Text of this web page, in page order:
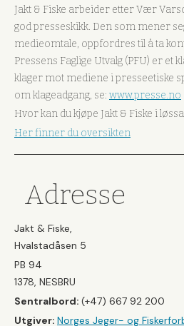
Jakt & Fiske arbeider etter Vær
god presseskikk. Den som mener
medieomtale, oppfordres til å ta
Pressens Faglige Utvalg (PFU) er et
klager mot mediene i presseetiske
om klageadgang, se: www.presse.no
Hvor kan du kjøpe Jakt & Fiske i
Her finner du oversikten
Adresse
Jakt & Fiske,
Hvalstadåsen 5
PB 94
1378, NESBRU
Sentralbord: (+47) 667 92 200
Utgiver: Norges Jeger- og